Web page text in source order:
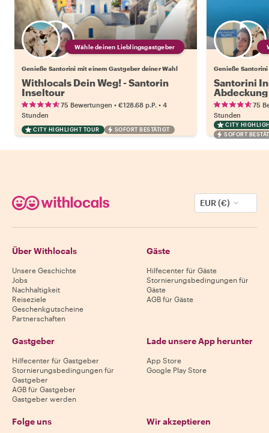
Wähle deinen Lieblingsgastgeber
Genieße Santorini mit einem Gastgeber deiner Wahl
Withlocals Dein Weg! - Santorin
Inseltour
75 Bewertungen • €128.68 p.P. • 4
Stunden
CITY HIGHLIGHT TOUR SOFORT BESTÄTIGT
Genieße
Santorini
Abdeckung
75
Stunden
CITY
SOFORT
EUR (€)
Über Withlocals
Unsere Geschichte
Jobs
Nachhaltigkeit
Reiseziele
Geschenkgutscheine
Partnerschaften
Gäste
Hilfecenter für Gäste
Stornierungsbedingungen für
Gäste
AGB für Gäste
Gastgeber
Hilfecenter für Gastgeber
Stornierungsbedingungen für
Gastgeber
AGB für Gastgeber
Gastgeber werden
Lade unsere App herunter
App Store
Google Play Store
Folge uns Wir akzeptieren